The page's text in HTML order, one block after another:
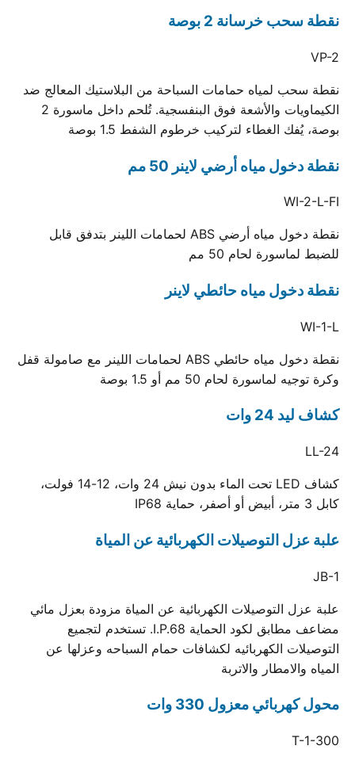
نقطة سحب خرسانة 2 بوصة
VP-2
نقطة سحب لمياه حمامات السباحة من البلاستيك المعالج ضد
الكيماويات والأشعة فوق البنفسجية. تُلحم داخل ماسورة 2
بوصة، يُفك الغطاء لتركيب خرطوم الشفط 1.5 بوصة
نقطة دخول مياه أرضي لاينر 50 مم
WI-2-L-FI
نقطة دخول مياه أرضي ABS لحمامات اللينر بتدفق قابل
للضبط لماسورة لحام 50 مم
نقطة دخول مياه حائطي لاينر
WI-1-L
نقطة دخول مياه حائطي ABS لحمامات اللينر مع صامولة قفل
وكرة توجيه لماسورة لحام 50 مم أو 1.5 بوصة
كشاف ليد 24 وات
LL-24
كشاف LED تحت الماء بدون نيش 24 وات، 12-14 فولت،
كابل 3 متر، أبيض أو أصفر، حماية IP68
علبة عزل التوصيلات الكهربائية عن المياة
JB-1
علبة عزل التوصيلات الكهربائية عن المياة مزودة بعزل مائي
مضاعف مطابق لكود الحماية I.P.68. تستخدم لتجميع
التوصيلات الكهربائيه لكشافات حمام السباحه وعزلها عن
المياه والامطار والاتربة
محول كهربائي معزول 330 وات
T-1-300